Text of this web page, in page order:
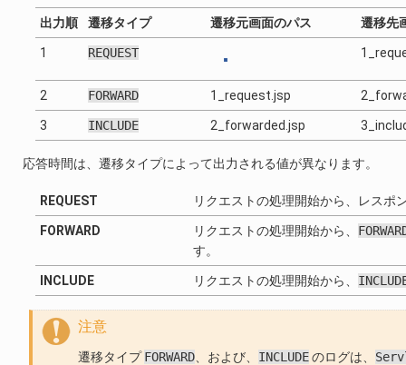
出力順 遷移タイプ 遷移元画面のパス 遷移先
1 REQUEST
2 FORWARD 1_request.jsp
3 INCLUDE 2_forwarded.jsp
応答時間は、遷移タイプによって出力される値が異なります。
REQUEST リクエストの処理開始から、レスポ
FORWARD リクエストの処理開始から、
す。
INCLUDE リクエストの処理開始から、
注意
遷移タイプFORWARD 、および、 INCLUDEのログは、